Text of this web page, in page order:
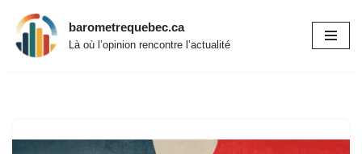
Aller
barometrequebec.ca
Là où l’opinion rencontre l’actualité